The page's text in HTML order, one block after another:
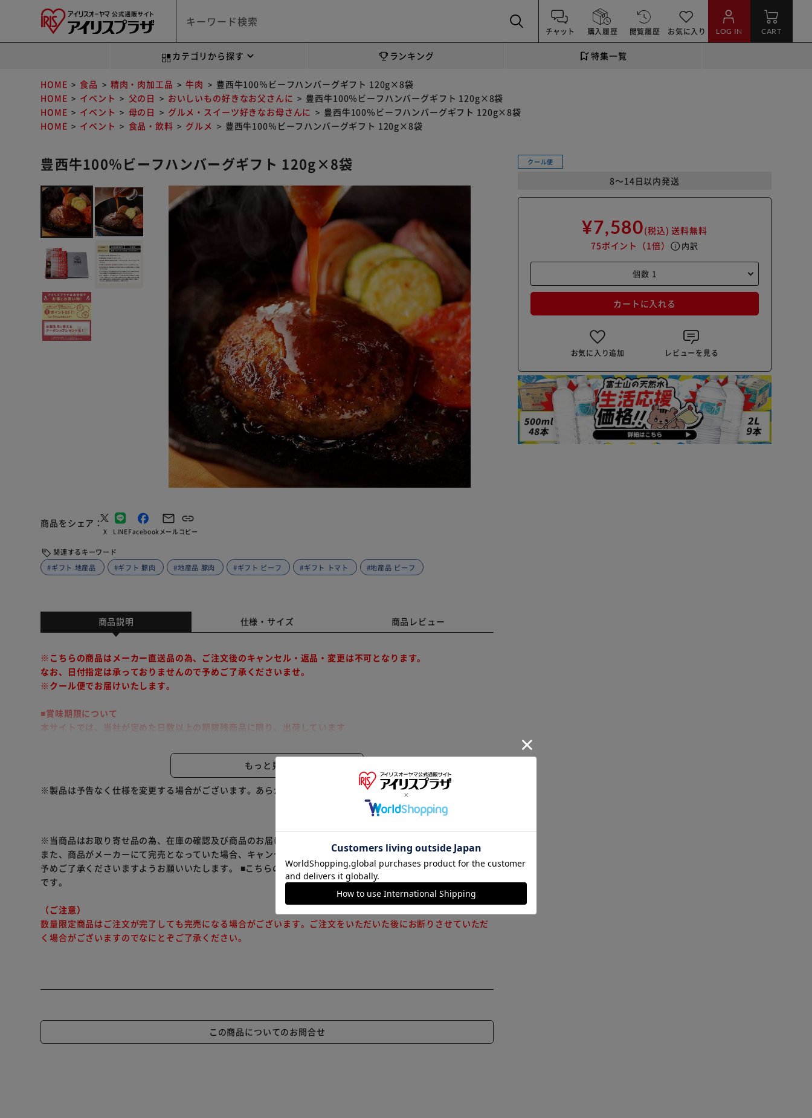
チャット 購入履歴 閲覧履歴 お気に入り LOG IN CART
カテゴリから探す ランキング 特集一覧
HOME 食品 精肉・肉加工品 牛肉
豊西牛100％ビーフハンバーグギフト 120g×8袋
HOME
イベント 父の日 おいしいもの好きなお父さんに
豊西牛100％ビーフハンバーグギフト 120g×8袋
HOME
イベント 母の日 グルメ・スイーツ好きなお母さんに
豊西牛100％ビーフハンバーグギフト 120g×8袋
HOME
イベント 食品・飲料 グルメ 豊西牛100％ビーフハンバーグギフト 120g×8袋
豊西牛100％ビーフハンバーグギフト 120g×8袋
商品をシェア
X LINEFacebookメールコピー
関連するキーワード
#ギフト 地産品
#ギフト 豚肉 #地産品 豚肉 #ギフト ビーフ #ギフト トマト #地産品 ビーフ
クール便
8～14日以内発送
¥7,580(税込) 送料無料
75ポイント （1倍） info 内訳
カートに入れる
お気に入り追加 レビューを見る
商品説明 仕様・サイズ 商品レビュー
※こちらの商品はメーカー直送品の為、ご注文後のキャンセル・返品・変更は不可となります。
なお、日付指定は承っておりませんので予めご了承くださいませ。
※クール便でお届けいたします。
■賞味期限について
本サイトでは、当社が定めた日数以上の期限残商品に限り、出荷しています
こちらの商品は代金引換でのお支払い及び同梱発送・時間指定が出来かねます。予めご了承ください。
脂が少なく牛肉本来のうま味に満ちた赤身肉「豊西牛」の粗挽き肉を100％使用したハンバーグです。
※リニューアルに伴い、パッケージ・内容等予告なく変更する場合がございます。予めご了承ください。
※こちらの商品はお取り寄せ商品のため、初期不良以外の返品・交換は承れませんので、あらかじめご了承くだ
さい。
もっと見る
※製品は予告なく仕様を変更する場合がございます。あらかじめご了承ください。
※当商品はお取り寄せ品の為、在庫の確認及び商品のお届けまでお時間を頂く場合がございます。
また、商品がメーカーにて完売となっていた場合、キャンセル又は注文内容の変更をお願いいたしております。
予めご了承くださいますようお願いいたします。 ■こちらの商品はアイリスプラザがセレクトしたオススメ商品
です。
（ご注意）
数量限定商品はご注文が完了しても完売になる場合がございます。ご注文をいただいた後にお断りさせていただ
く場合がございますのでなにとぞご了承ください。
この商品についてのお問合せ
※ご確認ください